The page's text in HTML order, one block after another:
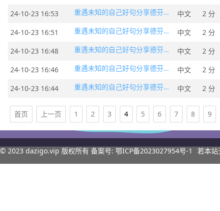
24-10-23 16:53
重遇未知的自己好句分享德芬的话 中文
2 分
24-10-23 16:51
重遇未知的自己好句分享德芬的话 中文
2 分
24-10-23 16:48
重遇未知的自己好句分享德芬的话 中文
2 分
24-10-23 16:46
重遇未知的自己好句分享德芬的话 中文
2 分
24-10-23 16:44
重遇未知的自己好句分享德芬的话 中文 2 分
首页 上一页 1 2 3 4 5 6 7 8 9
© 2023 dazigo.vip 版权所有 备案号: 鄂ICP备2023027954号-1 若本